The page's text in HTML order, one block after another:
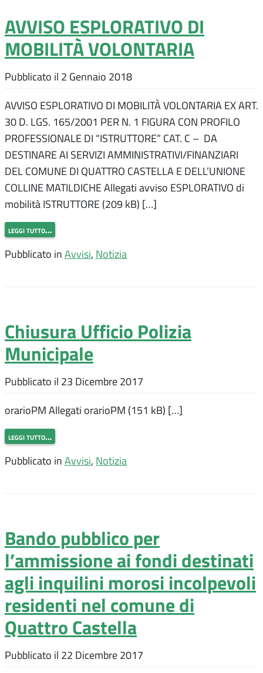
AVVISO ESPLORATIVO DI
MOBILITÀ VOLONTARIA
Pubblicato il 2 Gennaio 2018
AVVISO ESPLORATIVO DI MOBILITÀ VOLONTARIA EX ART.
30 D. LGS. 165/2001 PER N. 1 FIGURA CON PROFILO
PROFESSIONALE DI “ISTRUTTORE” CAT. C – DA
DESTINARE AI SERVIZI AMMINISTRATIVI/FINANZIARI
DEL COMUNE DI QUATTRO CASTELLA E DELL’UNIONE
COLLINE MATILDICHE Allegati avviso ESPLORATIVO di
mobilità ISTRUTTORE (209 kB) […]
leggi tutto…
Pubblicato in Avvisi, Notizia
Chiusura Ufficio Polizia
Municipale
Pubblicato il 23 Dicembre 2017
orarioPM Allegati orarioPM (151 kB) […]
leggi tutto…
Pubblicato in Avvisi, Notizia
Bando pubblico per
l’ammissione ai fondi destinati
agli inquilini morosi incolpevoli
residenti nel comune di
Quattro Castella
Pubblicato il 22 Dicembre 2017